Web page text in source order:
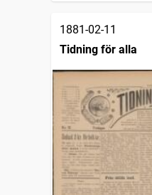
1881-02-11
Tidning för alla